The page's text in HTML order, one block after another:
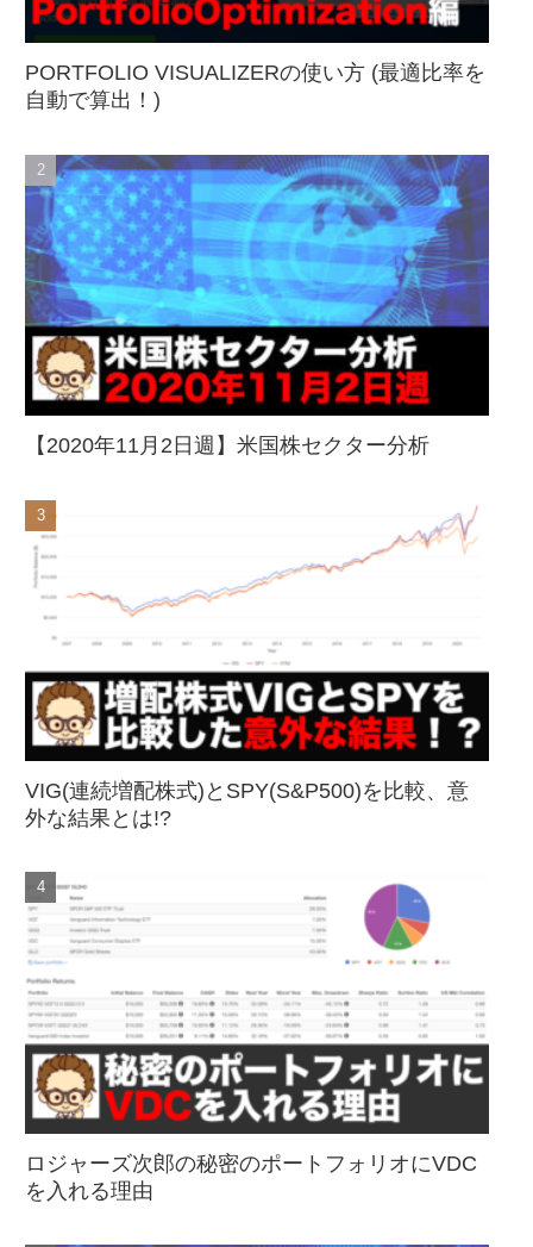
PORTFOLIO VISUALIZERの使い方 (最適比率を
自動で算出！)
【2020年11月2日週】米国株セクター分析
VIG(連続増配株式)とSPY(S&P500)を比較、意
外な結果とは!?
ロジャーズ次郎の秘密のポートフォリオにVDC
を入れる理由